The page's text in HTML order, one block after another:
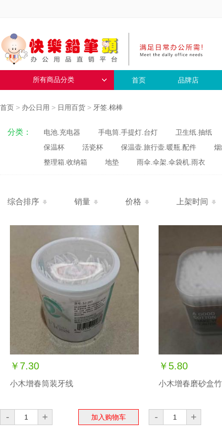
所有商品分类 首页 品牌店
首页 > 办公日用 > 日用百货 > 牙签.棉棒
分类： 电池.充电器 手电筒.手提灯.台灯
卫生纸.抽纸
保温杯
活瓷杯 保温壶.旅行壶.暖瓶.配件
整理箱.收纳箱
地垫 雨伞.伞架.伞袋机.雨衣
综合排序 销量 价格 上架时间
￥7.30
小木增春筒装牙线
- + 加入购物车
￥5.80
小木增春磨砂盒
- +